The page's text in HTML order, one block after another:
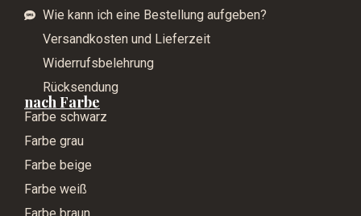
Wie kann ich eine Bestellung aufgeben?
Versandkosten und Lieferzeit
Widerrufsbelehrung
Rücksendung
nach Farbe
Farbe schwarz
Farbe grau
Farbe beige
Farbe weiß